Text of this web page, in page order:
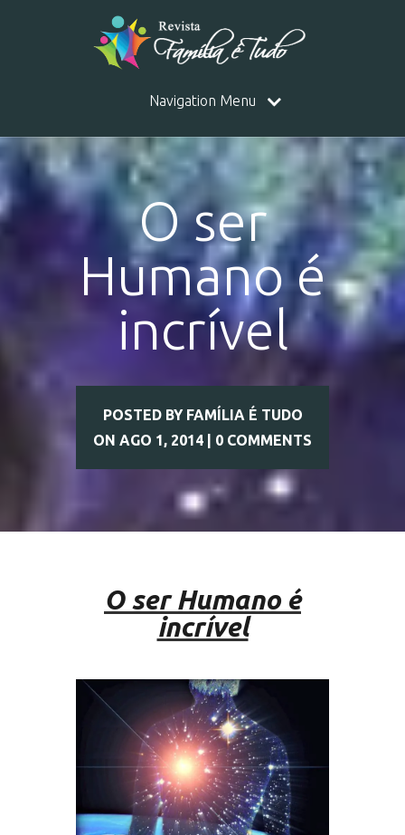
Navigation Menu
O ser
Humano é
incrível
POSTED BY FAMÍLIA É TUDO
ON AGO 1, 2014 | 0 COMMENTS
O ser Humano é
incrível